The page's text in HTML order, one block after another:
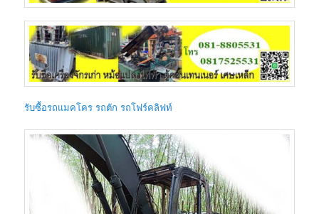
รับซื้อรถแมคโคร รถตัก รถโฟร์คลิฟท์